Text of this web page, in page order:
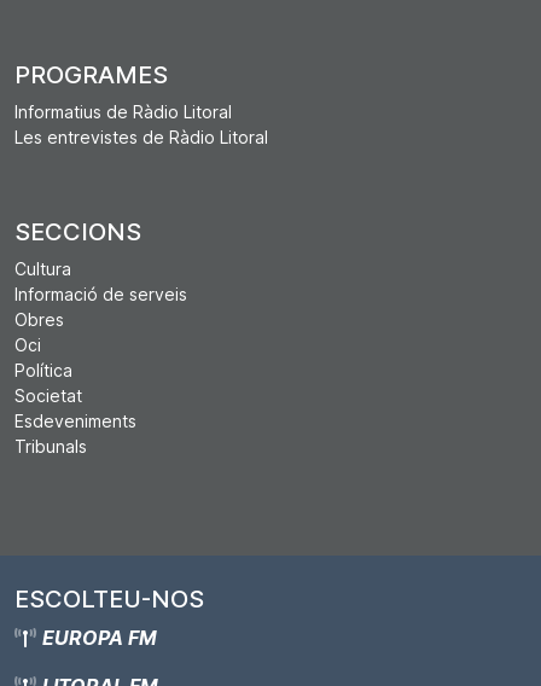
PROGRAMES
Informatius de Ràdio Litoral
Les entrevistes de Ràdio Litoral
SECCIONS
Cultura
Informació de serveis
Obres
Oci
Política
Societat
Esdeveniments
Tribunals
ESCOLTEU-NOS
EUROPA FM